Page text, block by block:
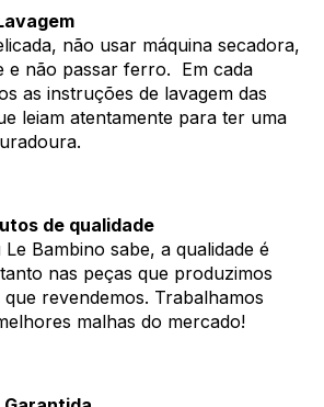
não usar máquina secadora,
e não passar ferro. Em cada
as instruções de lavagem das
leiam atentamente para ter uma
de qualidade
Bambino sabe, a qualidade é
nas peças que produzimos
revendemos. Trabalhamos
malhas do mercado!